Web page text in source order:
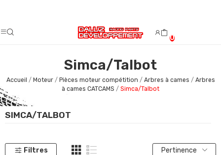
0
Simca/Talbot
Accueil Moteur Pièces moteur compétition Arbres à cames
Arbres
à cames CATCAMS
Simca/Talbot
SIMCA/TALBOT
Filtres Pertinence